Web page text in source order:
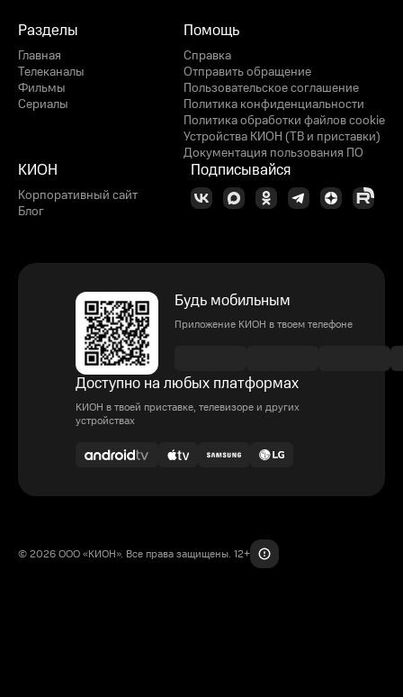
Разделы
Главная
Телеканалы
Фильмы
Сериалы
Помощь
Справка
Отправить обращение
Пользовательское соглашение
Политика конфиденциальности
Политика обработки файлов cookie
Устройства КИОН (ТВ и приставки)
Документация пользования ПО
КИОН
Корпоративный сайт
Блог
Подписывайся
Будь мобильным
Приложение КИОН в твоем телефоне
Доступно на любых платформах
КИОН в твоей приставке, телевизоре и других
устройствах
© 2026 ООО «КИОН». Все права защищены. 12+